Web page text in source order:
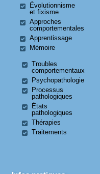
Évolutionnisme
et fixisme
Approches
comportementales
Apprentissage
Mémoire
Troubles
comportementaux
Psychopathologie
Processus
pathologiques
États
pathologiques
Thérapies
Traitements